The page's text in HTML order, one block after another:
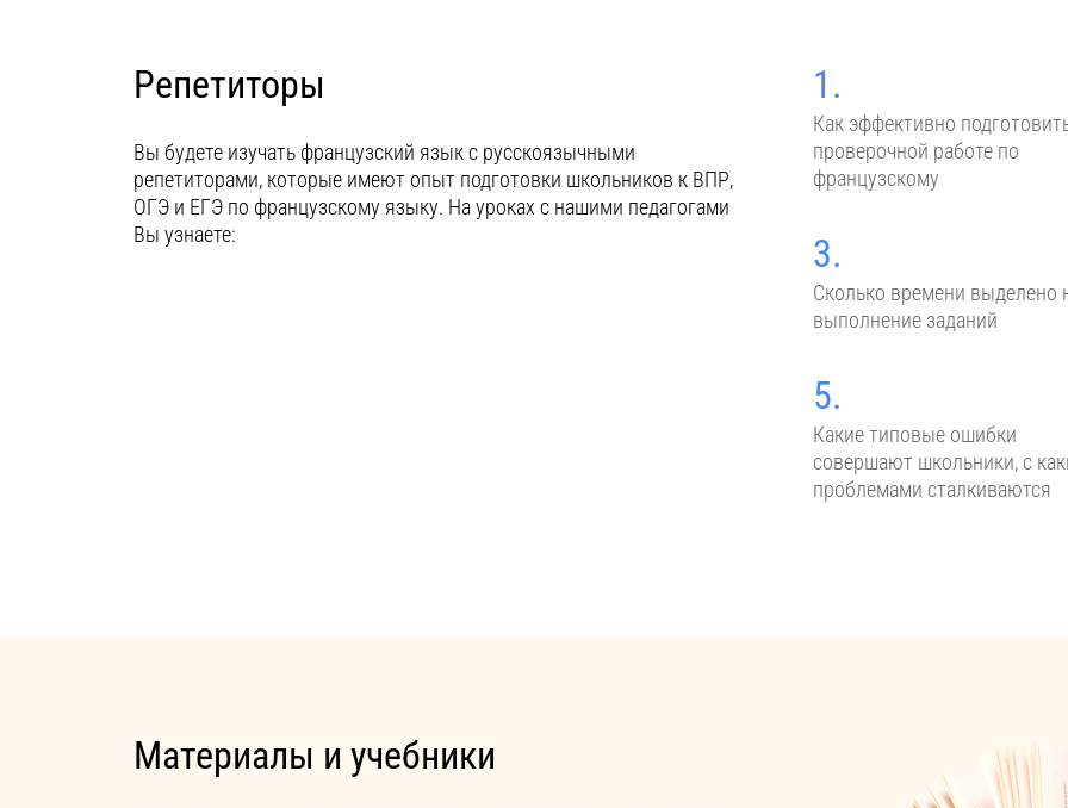
Репетиторы
Вы будете изучать французский язык с русскоязычными
репетиторами, которые имеют опыт подготовки школьников к ВПР,
ОГЭ и ЕГЭ по французскому языку. На уроках с нашими педагогами
Вы узнаете:
1.
Как эффективно
проверочной работе по
французскому
3.
Сколько времени выделено
выполнение заданий
5.
Какие типовые ошибки
совершают школьники, с
проблемами сталкиваются
Материалы и учебники